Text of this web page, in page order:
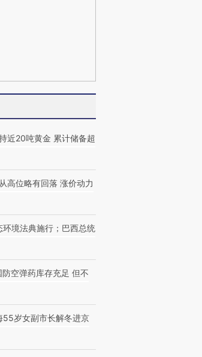
近20吨黄金 累计储备超
高位略有回落 涨价动力
环境法典施行；巴西总统
空弹药库存充足 但不
55岁女副市长解冬进京